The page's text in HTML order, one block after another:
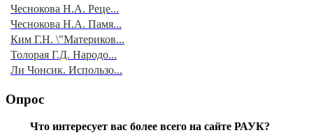
Чеснокова Н.А. Реце...
Чеснокова Н.А. Памя...
Ким Г.Н. \"Материков...
Толорая Г.Д. Народо...
Ли Чонсик. Использо...
Опрос
Что интересует вас более всего на сайте РАУК?